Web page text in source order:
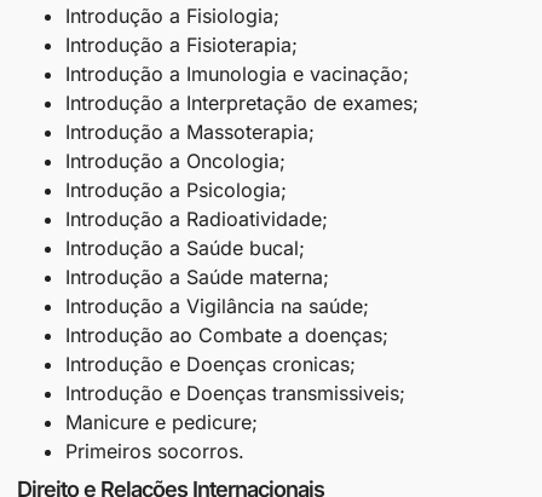
Introdução a Fisiologia;
Introdução a Fisioterapia;
Introdução a Imunologia e vacinação;
Introdução a Interpretação de exames;
Introdução a Massoterapia;
Introdução a Oncologia;
Introdução a Psicologia;
Introdução a Radioatividade;
Introdução a Saúde bucal;
Introdução a Saúde materna;
Introdução a Vigilância na saúde;
Introdução ao Combate a doenças;
Introdução e Doenças cronicas;
Introdução e Doenças transmissiveis;
Manicure e pedicure;
Primeiros socorros.
Direito e Relações Internacionais